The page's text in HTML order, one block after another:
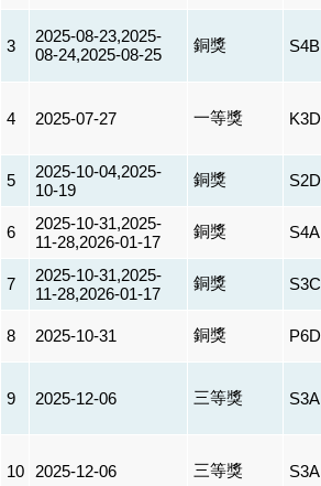
3
2025-08-23,2025-
08-24,2025-08-25
銅獎 S4B
4 2025-07-27 一等獎 K3D
5
2025-10-04,2025-
10-19
銅獎 S2D
6
2025-10-31,2025-
11-28,2026-01-17
銅獎 S4A
7
2025-10-31,2025-
11-28,2026-01-17
銅獎 S3C
8 2025-10-31 銅獎 P6D
9 2025-12-06 三等獎 S3A
10 2025-12-06 三等獎 S3A